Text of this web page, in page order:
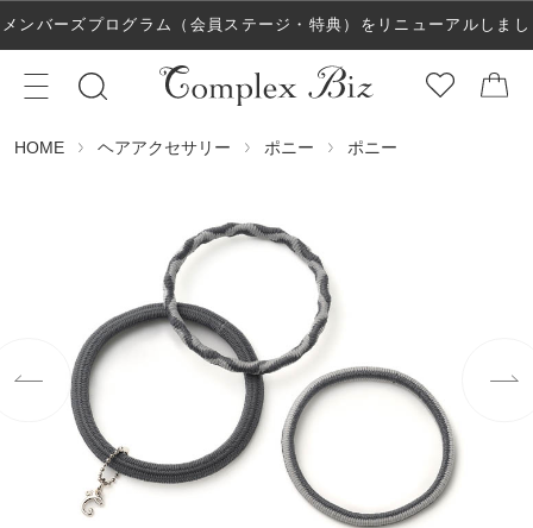
メンバーズプログラム（会員ステージ・特典）をリニューアルしまし
た！
HOME ヘアアクセサリー ポニー ポニー